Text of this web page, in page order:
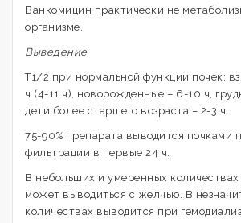
Ванкомицин практически не
организме.
Выведение
Т1/2 при нормальной функции почек:
ч (4-11 ч), новорожденные – 6-10 ч,
дети более старшего возраста – 2-3 ч.
75-90% препарата выводится почками
фильтрации в первые 24 ч.
В небольших и умеренных
может выводиться с желчью. В
количествах выводится при